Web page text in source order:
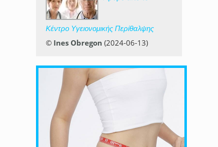
Κέντρο Υγειονομικής Περίθαλψης
© Ines Obregon (2024-06-13)